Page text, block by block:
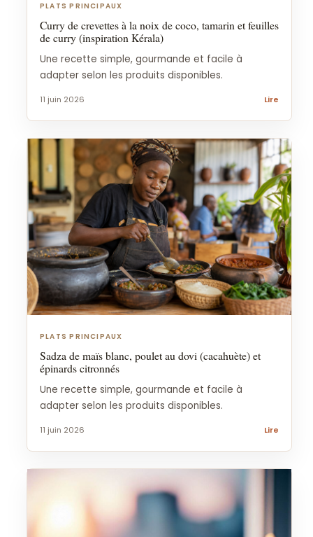
PLATS PRINCIPAUX
Curry de crevettes à la noix de coco, tamarin et feuilles
de curry (inspiration Kérala)
Une recette simple, gourmande et facile à
adapter selon les produits disponibles.
11 juin 2026 Lire
PLATS PRINCIPAUX
Sadza de maïs blanc, poulet au dovi (cacahuète) et
épinards citronnés
Une recette simple, gourmande et facile à
adapter selon les produits disponibles.
11 juin 2026 Lire